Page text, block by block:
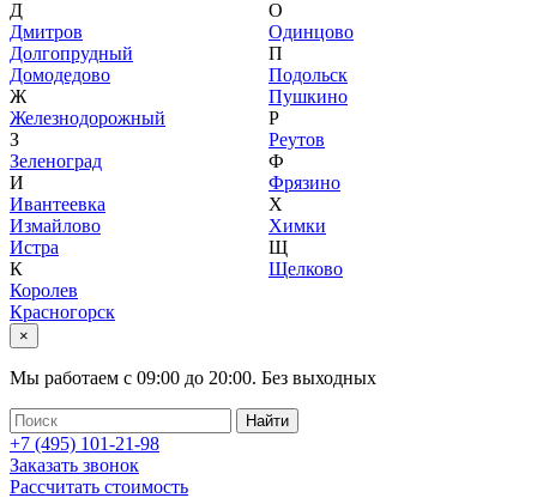
Д
Дмитров
Долгопрудный
Домодедово
Ж
Железнодорожный
З
Зеленоград
И
Ивантеевка
Измайлово
Истра
К
Королев
Красногорск
О
Одинцово
П
Подольск
Пушкино
Р
Реутов
Ф
Фрязино
Х
Химки
Щ
Щелково
×
Мы работаем с 09:00 до 20:00. Без выходных
+7 (495) 101-21-98
Заказать звонок
Рассчитать стоимость